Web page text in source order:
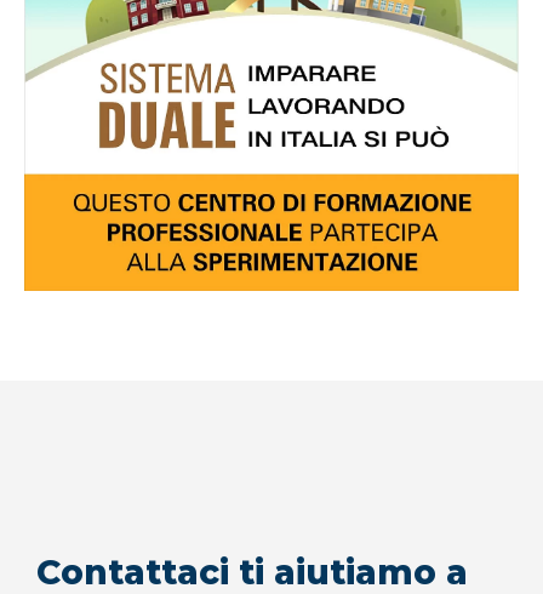
Contattaci ti aiutiamo a